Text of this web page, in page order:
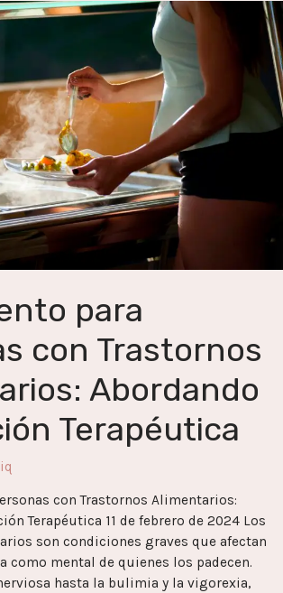
para
con Trastornos
Abordando
Terapéutica
con Trastornos Alimentarios:
Terapéutica 11 de febrero de 2024 Los
son condiciones graves que afectan
como mental de quienes los padecen.
hasta la bulimia y la vigorexia,